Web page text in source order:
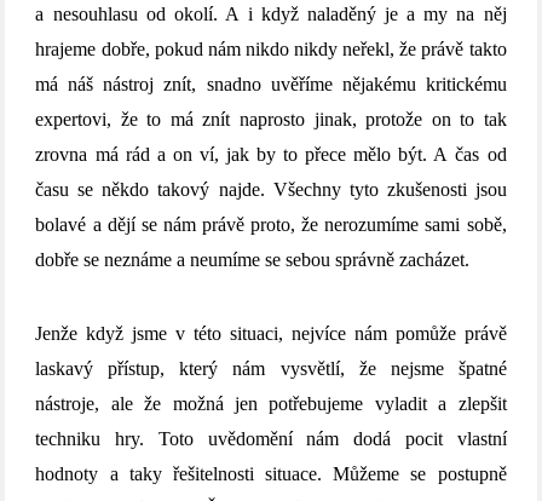
a nesouhlasu od okolí. A i když naladěný je a my na něj
hrajeme dobře, pokud nám nikdo nikdy neřekl, že právě takto
má náš nástroj znít, snadno uvěříme nějakému kritickému
expertovi, že to má znít naprosto jinak, protože on to tak
zrovna má rád a on ví, jak by to přece mělo být. A čas od
času se někdo takový najde. Všechny tyto zkušenosti jsou
bolavé a dějí se nám právě proto, že nerozumíme sami sobě,
dobře se neznáme a neumíme se sebou správně zacházet.
Jenže když jsme v této situaci, nejvíce nám pomůže právě
laskavý přístup, který nám vysvětlí, že nejsme špatné
nástroje, ale že možná jen potřebujeme vyladit a zlepšit
techniku hry. Toto uvědomění nám dodá pocit vlastní
hodnoty a taky řešitelnosti situace. Můžeme se postupně